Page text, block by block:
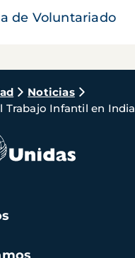
de Voluntariado
Noticias
Trabajo Infantil en India